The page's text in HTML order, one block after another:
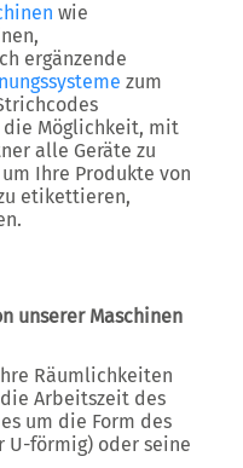
wie
ergänzende
zum
die Möglichkeit, mit
alle Geräte zu
Ihre Produkte von
etikettieren,
unserer Maschinen
Räumlichkeiten
Arbeitszeit des
um die Form des
U-förmig) oder seine